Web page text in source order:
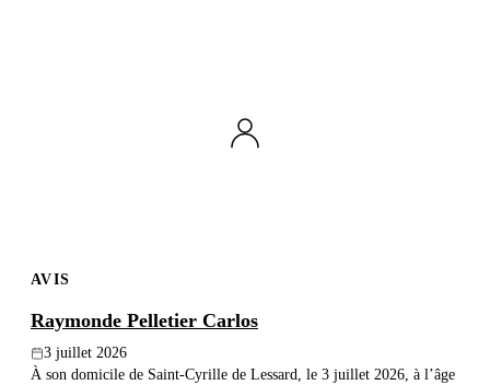
AVIS
Raymonde Pelletier Carlos
3 juillet 2026
À son domicile de Saint-Cyrille de Lessard, le 3 juillet 2026, à l’âge